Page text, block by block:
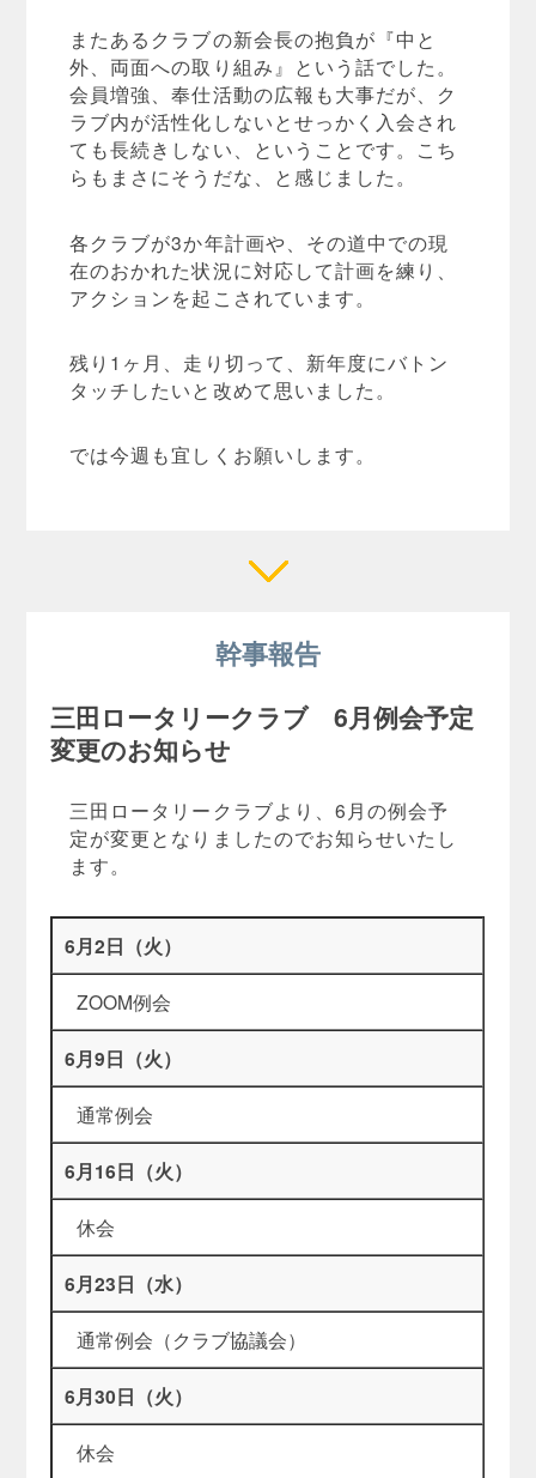
またあるクラブの新会長の抱負が『中と
外、両面への取り組み』という話でした。
会員増強、奉仕活動の広報も大事だが、ク
ラブ内が活性化しないとせっかく入会され
ても長続きしない、ということです。こち
らもまさにそうだな、と感じました。
各クラブが3か年計画や、その道中での現
在のおかれた状況に対応して計画を練り、
アクションを起こされています。
残り1ヶ月、走り切って、新年度にバトン
タッチしたいと改めて思いました。
では今週も宜しくお願いします。
幹事報告
三田ロータリークラブ 6月例会予定
変更のお知らせ
三田ロータリークラブより、6月の例会予
定が変更となりましたのでお知らせいたし
ます。
6月2日（火）
ZOOM例会
6月9日（火）
通常例会
6月16日（火）
休会
6月23日（水）
通常例会（クラブ協議会）
6月30日（火）
休会